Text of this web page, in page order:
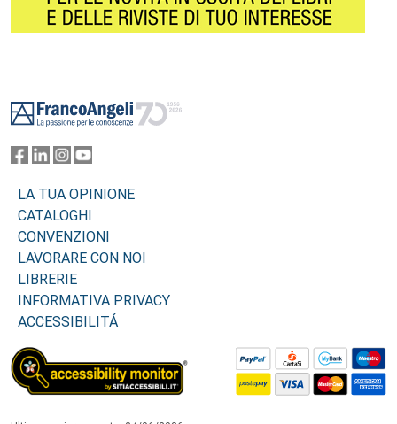
LA TUA OPINIONE
CATALOGHI
CONVENZIONI
LAVORARE CON NOI
LIBRERIE
INFORMATIVA PRIVACY
ACCESSIBILITÁ